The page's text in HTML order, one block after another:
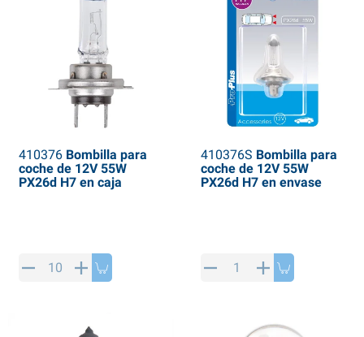
410376Bombilla para
coche de 12V 55W
PX26d H7 en caja
410376S Bombilla para
coche de 12V 55W
PX26d H7 en envase